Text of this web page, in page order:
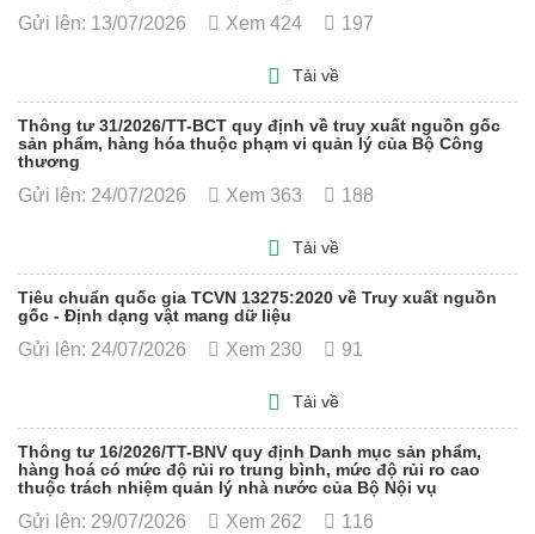
Gửi lên: 13/07/2026 Xem 424 197
Tải về
Thông tư 31/2026/TT-BCT quy định về truy xuất nguồn gốc
sản phẩm, hàng hóa thuộc phạm vi quản lý của Bộ Công
thương
Gửi lên: 24/07/2026 Xem 363 188
Tải về
Tiêu chuẩn quốc gia TCVN 13275:2020 về Truy xuất nguồn
gốc - Định dạng vật mang dữ liệu
Gửi lên: 24/07/2026 Xem 230 91
Tải về
Thông tư 16/2026/TT-BNV quy định Danh mục sản phẩm,
hàng hoá có mức độ rủi ro trung bình, mức độ rủi ro cao
thuộc trách nhiệm quản lý nhà nước của Bộ Nội vụ
Gửi lên: 29/07/2026 Xem 262 116